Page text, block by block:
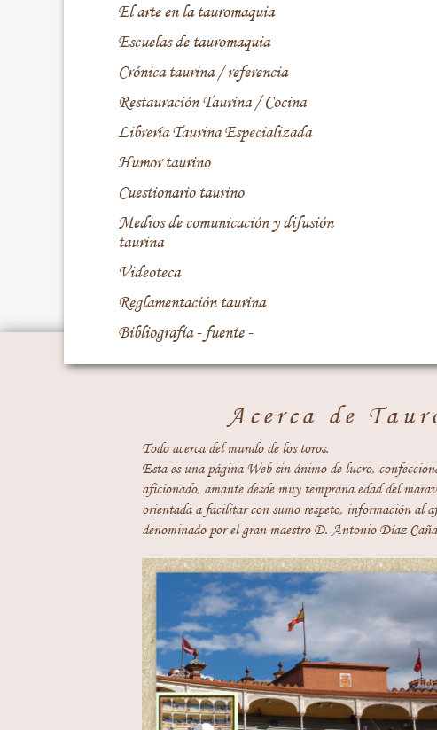
El arte en la tauromaquia
Escuelas de tauromaquia
Crónica taurina / referencia
Restauración Taurina / Cocina
Librería Taurina Especializada
Humor taurino
Cuestionario taurino
Medios de comunicación y difusión
taurina
Videoteca
Reglamentación taurina
Bibliografía - fuente -
Acerca de
Todo acerca del mundo de los toros.
Esta es una página Web sin ánimo de lucro,
aficionado, amante desde muy temprana edad del
orientada a facilitar con sumo respeto, información al
denominado por el gran maestro D. Antonio Díaz